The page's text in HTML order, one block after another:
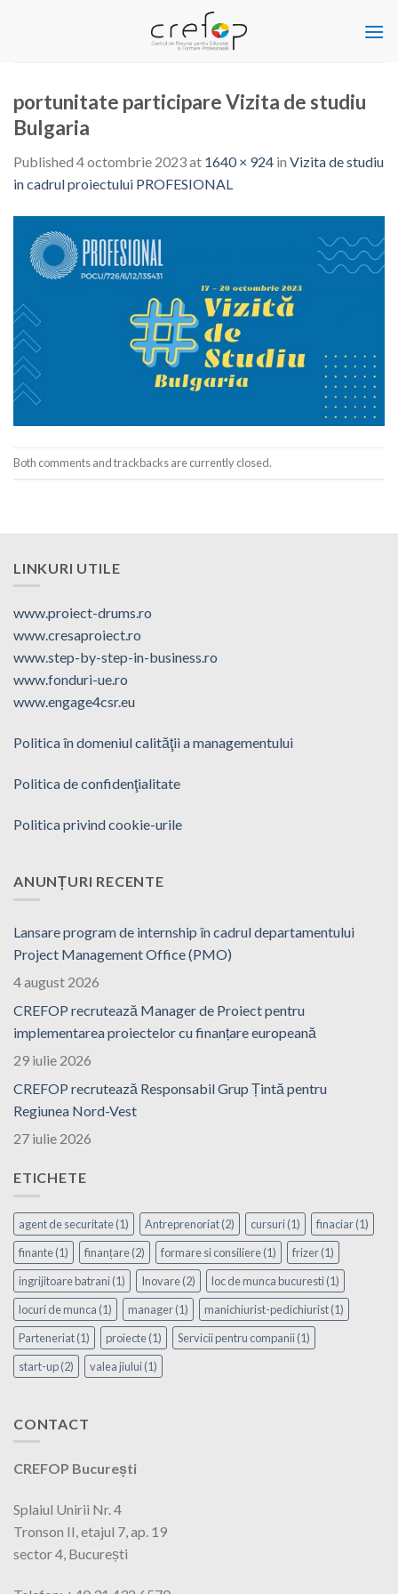
portunitate participare Vizita de studiu
Bulgaria
Published 4 octombrie 2023at 1640 × 924 in Vizita de studiu
in cadrul proiectului PROFESIONAL
Both comments and trackbacks are currently closed.
LINKURI UTILE
www.proiect-drums.ro
www.cresaproiect.ro
www.step-by-step-in-business.ro
www.fonduri-ue.ro
www.engage4csr.eu
Politica în domeniul calităţii a managementului
Politica de confidenţialitate
Politica privind cookie-urile
ANUNȚURI RECENTE
Lansare program de internship în cadrul departamentului
Project Management Office (PMO)
4 august 2026
CREFOP recrutează Manager de Proiect pentru
implementarea proiectelor cu finanțare europeană
29 iulie 2026
CREFOP recrutează Responsabil Grup Țintă pentru
Regiunea Nord-Vest
27 iulie 2026
ETICHETE
agent de securitate(1) Antreprenoriat(2) cursuri(1) finaciar(1)
finante(1) finanțare(2) formare si consiliere(1) frizer(1)
ingrijitoare batrani(1) Inovare(2) loc de munca bucuresti(1)
locuri de munca (1) manager(1) manichiurist-pedichiurist(1)
Parteneriat(1) proiecte(1) Servicii pentru companii(1)
start-up(2) valea jiului(1)
CONTACT
CREFOP București
Splaiul Unirii Nr. 4
Tronson II, etajul 7, ap. 19
sector 4, București